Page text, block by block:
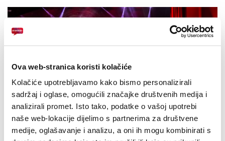
Ova web-stranica koristi kolačiće
Kolačiće upotrebljavamo kako bismo personalizirali
sadržaj i oglase, omogućili značajke društvenih medija i
analizirali promet. Isto tako, podatke o vašoj upotrebi
naše web-lokacije dijelimo s partnerima za društvene
medije, oglašavanje i analizu, a oni ih mogu kombinirati s
NATJEČAJI
MOJ PROFIL
E-RAČUN